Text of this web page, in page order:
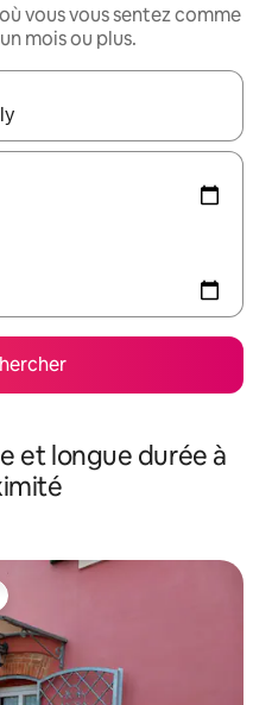
vous vous sentez comme
mois ou plus.
utilisez les flèches vers le
et longue durée à
plus appréciés